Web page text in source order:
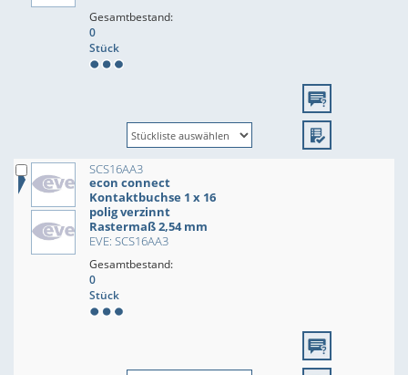
Gesamtbestand:
0
Stück
SCS16AA3
econ connect
Kontaktbuchse 1 x 16
polig verzinnt
Rastermaß 2,54 mm
EVE: SCS16AA3
Gesamtbestand:
0
Stück